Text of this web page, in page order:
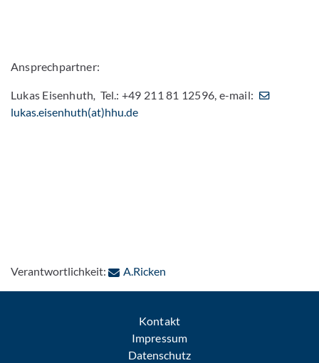
Ansprechpartner:
Lukas Eisenhuth, Tel.: +49 211 81 12596, e-mail:
lukas.eisenhuth(at)hhu.de
Verantwortlichkeit: A.Ricken
Kontakt
Impressum
Datenschutz